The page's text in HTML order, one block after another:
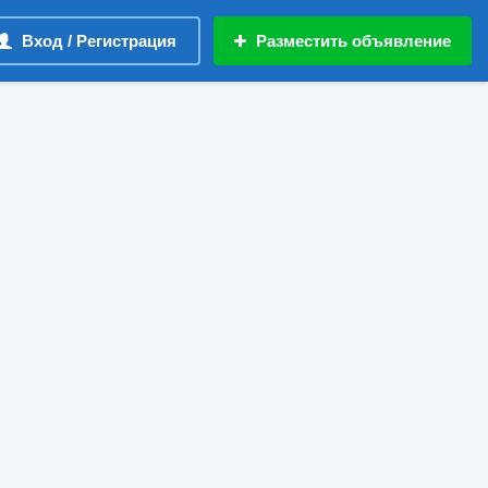
Вход / Регистрация Разместить объявление